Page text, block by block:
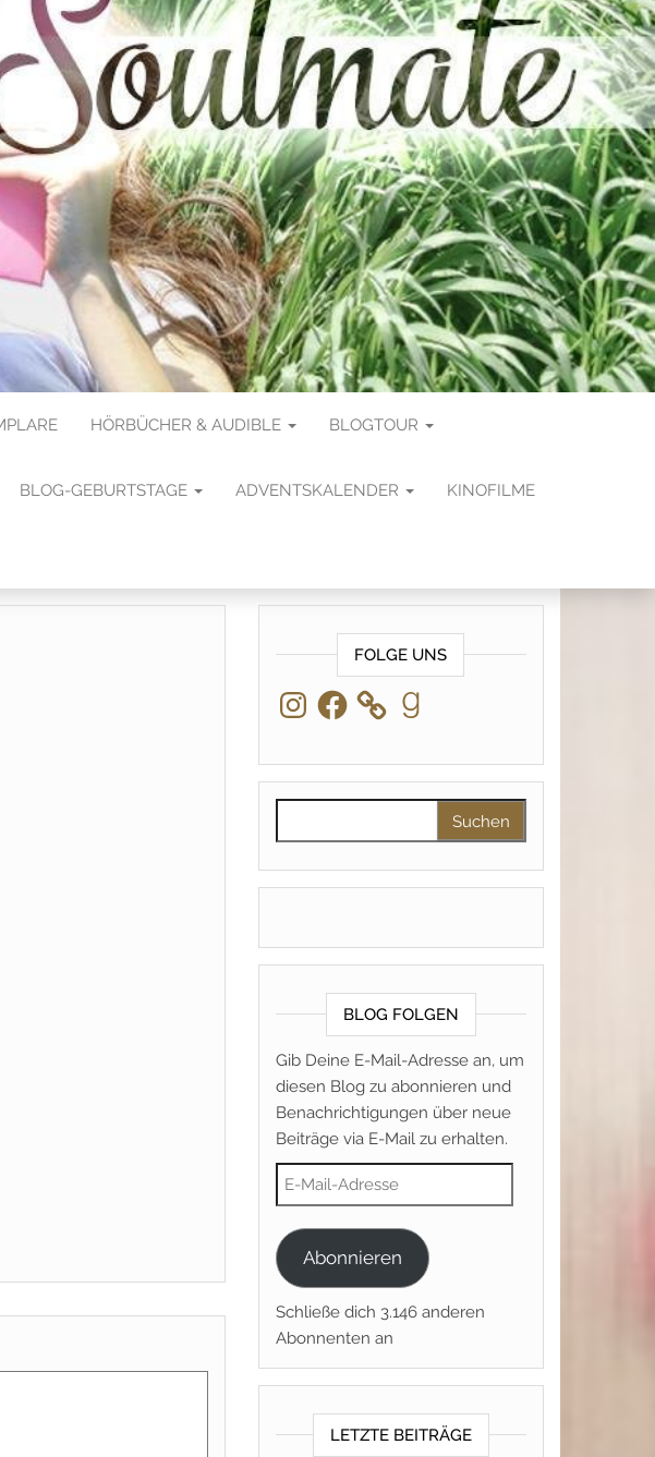
HÖRBÜCHER & AUDIBLE BLOGTOUR
BLOG-GEBURTSTAGE ADVENTSKALENDER KINOFILME
FOLGE UNS
InstagramFacebook Goodreads
BLOG FOLGEN
Gib Deine E-Mail-Adresse an, um
diesen Blog zu abonnieren und
Benachrichtigungen über neue
Beiträge via E-Mail zu erhalten.
E-Mail-Adresse
Abonnieren
Schließe dich 3.146 anderen
Abonnenten an
LETZTE BEITRÄGE